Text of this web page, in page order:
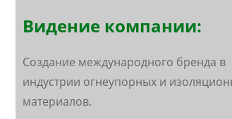
Видение компании:
Создание международного бренда в
индустрии огнеупорных и
материалов.